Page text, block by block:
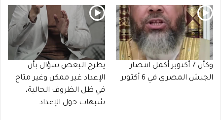
وكأن 7 أكتوبر أكمل انتصار
الجيش المصري في 6 أكتوبر
يطرح البعض سؤال بأن
الإعداد غير ممكن وغير متاح
في ظل الظروف الحالية،
شبهات حول الإعداد